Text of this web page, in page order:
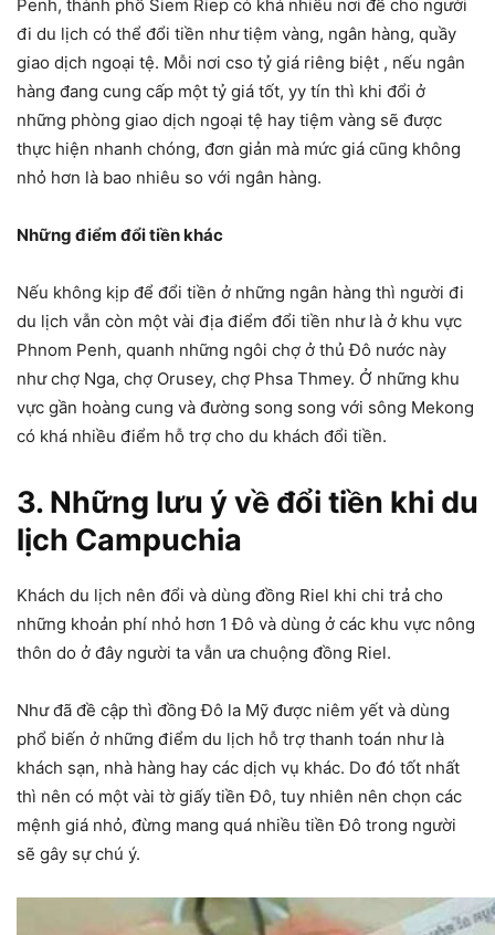
Penh, thành phố Siem Riep có khá nhiều nơi để cho người
đi du lịch có thể đổi tiền như tiệm vàng, ngân hàng, quầy
giao dịch ngoại tệ. Mỗi nơi cso tỷ giá riêng biệt , nếu ngân
hàng đang cung cấp một tỷ giá tốt, yy tín thì khi đổi ở
những phòng giao dịch ngoại tệ hay tiệm vàng sẽ được
thực hiện nhanh chóng, đơn giản mà mức giá cũng không
nhỏ hơn là bao nhiêu so với ngân hàng.
Những điểm đổi tiền khác
Nếu không kịp để đổi tiền ở những ngân hàng thì người đi
du lịch vẫn còn một vài địa điểm đổi tiền như là ở khu vực
Phnom Penh, quanh những ngôi chợ ở thủ Đô nước này
như chợ Nga, chợ Orusey, chợ Phsa Thmey. Ở những khu
vực gần hoàng cung và đường song song với sông Mekong
có khá nhiều điểm hỗ trợ cho du khách đổi tiền.
3. Những lưu ý về đổi tiền khi du
lịch Campuchia
Khách du lịch nên đổi và dùng đồng Riel khi chi trả cho
những khoản phí nhỏ hơn 1 Đô và dùng ở các khu vực nông
thôn do ở đây người ta vẫn ưa chuộng đồng Riel.
Như đã đề cập thì đồng Đô la Mỹ được niêm yết và dùng
phổ biến ở những điểm du lịch hỗ trợ thanh toán như là
khách sạn, nhà hàng hay các dịch vụ khác. Do đó tốt nhất
thì nên có một vài tờ giấy tiền Đô, tuy nhiên nên chọn các
mệnh giá nhỏ, đừng mang quá nhiều tiền Đô trong người
sẽ gây sự chú ý.